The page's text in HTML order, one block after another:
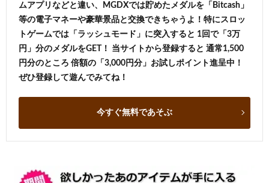
ムアプリなどと違い、MGDXでは貯めたメダルを「Bitcash」
等の電子マネーや豪華景品と交換できちゃうよ！特にスロッ
トゲームでは「ラッシュモード」に突入すると 1回で「3万
円」分のメダルをGET！ 当サイトから登録すると 通常1,500
円分のところ 倍額の「3,000円分」お試しポイント進呈中！
ぜひ登録して遊んでみてね！
今すぐ無料であそぶ